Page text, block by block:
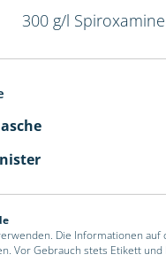
300 g/l Spiroxamine
Die Informationen
Vor Gebrauch stets Etikett